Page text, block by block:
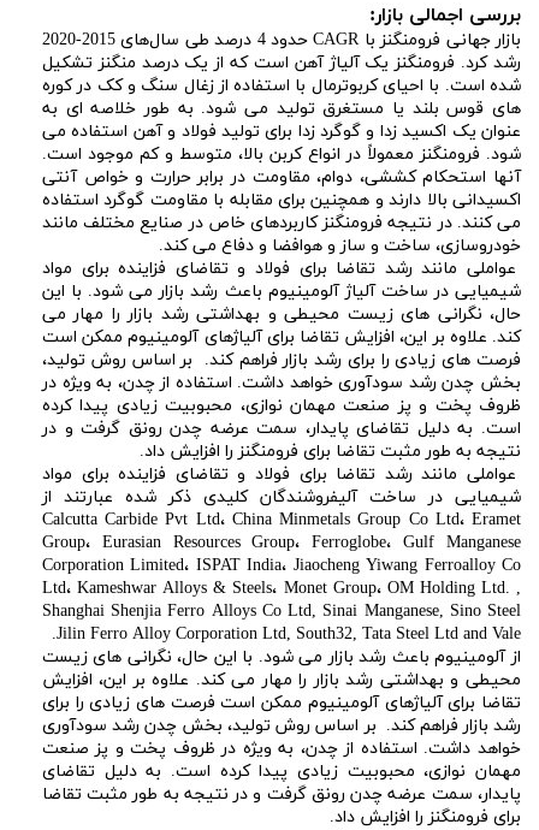
بررسی اجمالی بازار:
بازار جهانی فرومنگنز با CAGR حدود 4 درصد طی سال‌های 2015-2020
رشد کرد. فرومنگنز یک آلیاژ آهن است که از یک درصد منگنز تشکیل
شده است. با احیای کربوترمال با استفاده از زغال سنگ و کک در کوره
های قوس بلند یا مستغرق تولید می شود. به طور خلاصه ای به
عنوان یک اکسید زدا و گوگرد زدا برای تولید فولاد و آهن استفاده می
شود. فرومنگنز معمولاً در انواع کربن بالا، متوسط ​​و کم موجود است.
آنها استحکام کششی، دوام، مقاومت در برابر حرارت و خواص آنتی
اکسیدانی بالا دارند و همچنین برای مقابله با مقاومت گوگرد استفاده
می کنند. در نتیجه فرومنگنز کاربردهای خاص در صنایع مختلف مانند
خودروسازی، ساخت و ساز و هوافضا و دفاع می کند.
عواملی مانند رشد تقاضا برای فولاد و تقاضای فزاینده برای مواد
شیمیایی در ساخت آلیاژ آلومینیوم باعث رشد بازار می شود. با این
حال، نگرانی های زیست محیطی و بهداشتی رشد بازار را مهار می
کند. علاوه بر این، افزایش تقاضا برای آلیاژهای آلومینیوم ممکن است
فرصت های زیادی را برای رشد بازار فراهم کند. بر اساس روش تولید،
بخش چدن رشد سودآوری خواهد داشت. استفاده از چدن، به ویژه در
ظروف پخت و پز صنعت مهمان نوازی، محبوبیت زیادی پیدا کرده
است. به دلیل تقاضای پایدار، سمت عرضه چدن رونق گرفت و در
نتیجه به طور مثبت تقاضا برای فرومنگنز را افزایش داد.
عواملی مانند رشد تقاضا برای فولاد و تقاضای فزاینده برای مواد
شیمیایی در ساخت آلیفروشندگان کلیدی ذکر شده عبارتند از
Calcutta Carbide Pvt Ltd، China Minmetals Group Co Ltd، Eramet
Group، Eurasian Resources Group، Ferroglobe، Gulf Manganese
Corporation Limited، ISPAT India، Jiaocheng Yiwang Ferroalloy Co
Ltd، Kameshwar Alloys & Steels، Monet Group، OM Holding Ltd. ,
Shanghai Shenjia Ferro Alloys Co Ltd, Sinai Manganese, Sino Steel
Jilin Ferro Alloy Corporation Ltd, South32, Tata Steel Ltd and Vale.
از آلومینیوم باعث رشد بازار می شود. با این حال، نگرانی های زیست
محیطی و بهداشتی رشد بازار را مهار می کند. علاوه بر این، افزایش
تقاضا برای آلیاژهای آلومینیوم ممکن است فرصت های زیادی را برای
رشد بازار فراهم کند. بر اساس روش تولید، بخش چدن رشد سودآوری
خواهد داشت. استفاده از چدن، به ویژه در ظروف پخت و پز صنعت
مهمان نوازی، محبوبیت زیادی پیدا کرده است. به دلیل تقاضای
پایدار، سمت عرضه چدن رونق گرفت و در نتیجه به طور مثبت تقاضا
برای فرومنگنز را افزایش داد.